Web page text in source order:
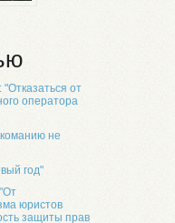
от
оператора
не
год"
юристов
защиты прав